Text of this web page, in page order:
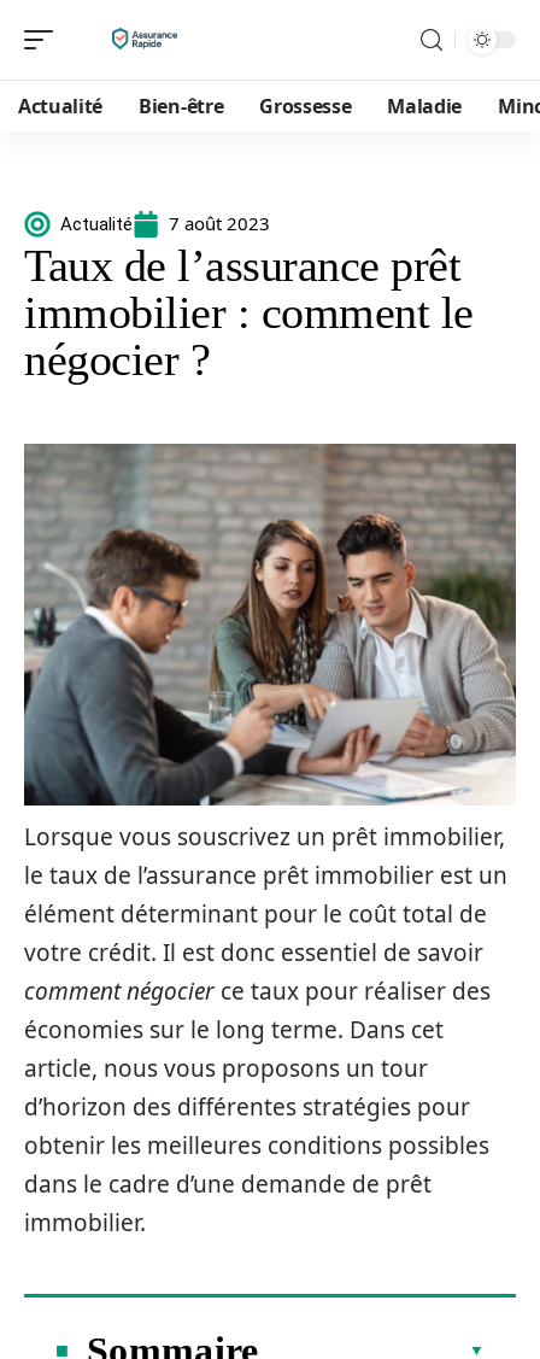
Actualité Bien-être Grossesse Maladie
Actualité 7 août 2023
Taux de l’assurance prêt
immobilier : comment le
négocier ?
Lorsque vous souscrivez un prêt immobilier,
le taux de l’assurance prêt immobilier est un
élément déterminant pour le coût total de
votre crédit. Il est donc essentiel de savoir
comment négocier ce taux pour réaliser des
économies sur le long terme. Dans cet
article, nous vous proposons un tour
d’horizon des différentes stratégies pour
obtenir les meilleures conditions possibles
dans le cadre d’une demande de prêt
immobilier.
Sommaire